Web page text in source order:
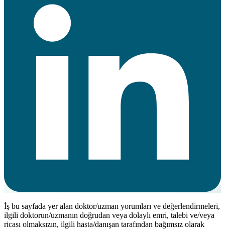
İş bu sayfada yer alan doktor/uzman yorumları ve değerlendirmeleri,
ilgili doktorun/uzmanın doğrudan veya dolaylı emri, talebi ve/veya
ricası olmaksızın, ilgili hasta/danışan tarafından bağımsız olarak